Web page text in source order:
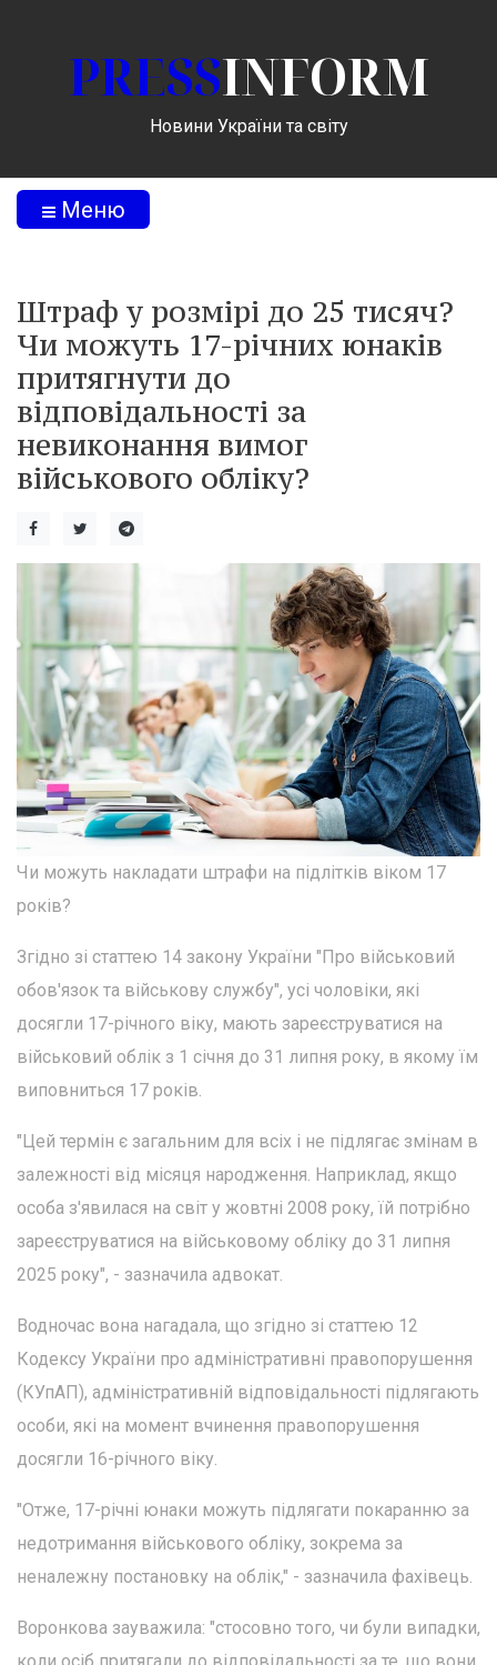
PRESSINFORM
Новини України та світу
Меню
Штраф у розмірі до 25 тисяч?
Чи можуть 17-річних юнаків
притягнути до
відповідальності за
невиконання вимог
військового обліку?
Чи можуть накладати штрафи на підлітків віком 17
років?
Згідно зі статтею 14 закону України "Про військовий
обов'язок та військову службу", усі чоловіки, які
досягли 17-річного віку, мають зареєструватися на
військовий облік з 1 січня до 31 липня року, в якому їм
виповниться 17 років.
"Цей термін є загальним для всіх і не підлягає змінам в
залежності від місяця народження. Наприклад, якщо
особа з'явилася на світ у жовтні 2008 року, їй потрібно
зареєструватися на військовому обліку до 31 липня
2025 року", - зазначила адвокат.
Водночас вона нагадала, що згідно зі статтею 12
Кодексу України про адміністративні правопорушення
(КУпАП), адміністративній відповідальності підлягають
особи, які на момент вчинення правопорушення
досягли 16-річного віку.
"Отже, 17-річні юнаки можуть підлягати покаранню за
недотримання військового обліку, зокрема за
неналежну постановку на облік," - зазначила фахівець.
Воронкова зауважила: "стосовно того, чи були випадки,